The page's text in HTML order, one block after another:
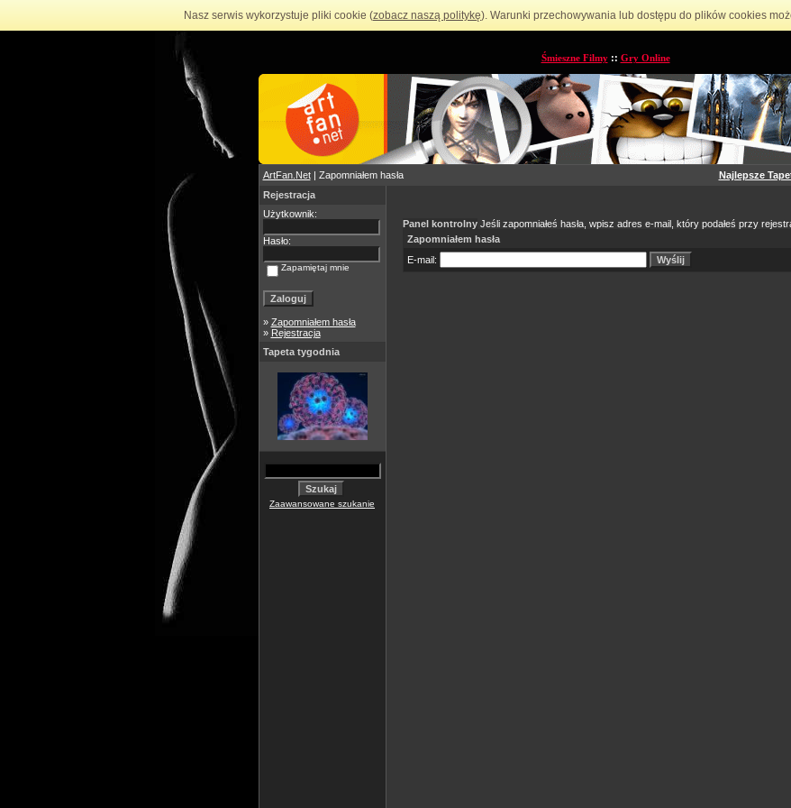
Nasz serwis wykorzystuje pliki cookie (zobacz naszą politykę). Warunki przechowywania lub dostępu do plików cookies
Śmieszne Filmy:: Gry Online
ArtFan.Net| Zapomniałem hasła Najlepsze
Rejestracja
Użytkownik:
Hasło:
Zapamiętaj mnie
» Zapomniałem hasła
» Rejestracja
Tapeta tygodnia
Zaawansowane szukanie
Panel kontrolnyJeśli zapomniałeś hasła, wpisz adres e-mail, który podałeś przy
Zapomniałem hasła
E-mail: